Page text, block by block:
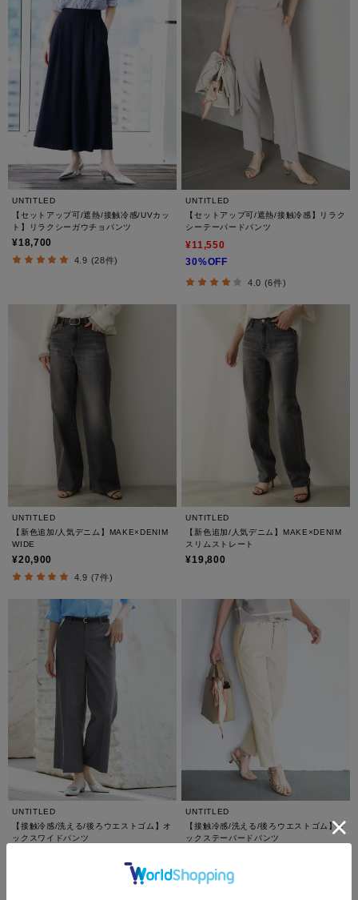
UNTITLED
【セットアップ可/遮熱/接触冷感/UVカッ
ト】リラクシーガウチョパンツ
¥18,700
4.9 (28件)
UNTITLED
【セットアップ可/遮熱/接触冷感】リラク
シーテーパードパンツ
¥11,550
30%OFF
4.0 (6件)
UNTITLED
【新色追加/人気デニム】MAKE×DENIM
WIDE
¥20,900
4.9 (7件)
UNTITLED
【新色追加/人気デニム】MAKE×DENIM
スリムストレート
¥19,800
UNTITLED
【接触冷感/洗える/後ろウエストゴム】オ
ックスワイドパンツ
UNTITLED
【接触冷感/洗える/後ろウエストゴム】オ
ックステーパードパンツ
50%OFF